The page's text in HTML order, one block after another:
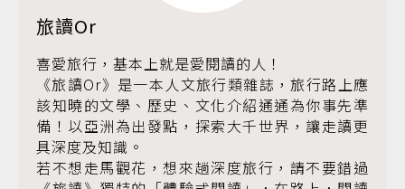
旅讀Or
喜愛旅行，基本上就是愛閱讀的人！
《旅讀Or》是一本人文旅行類雜誌，旅行路上應
該知曉的文學、歷史、文化介紹通通為你事先準
備！以亞洲為出發點，探索大千世界，讓走讀更
具深度及知識。
若不想走馬觀花，想來趟深度旅行，請不要錯過